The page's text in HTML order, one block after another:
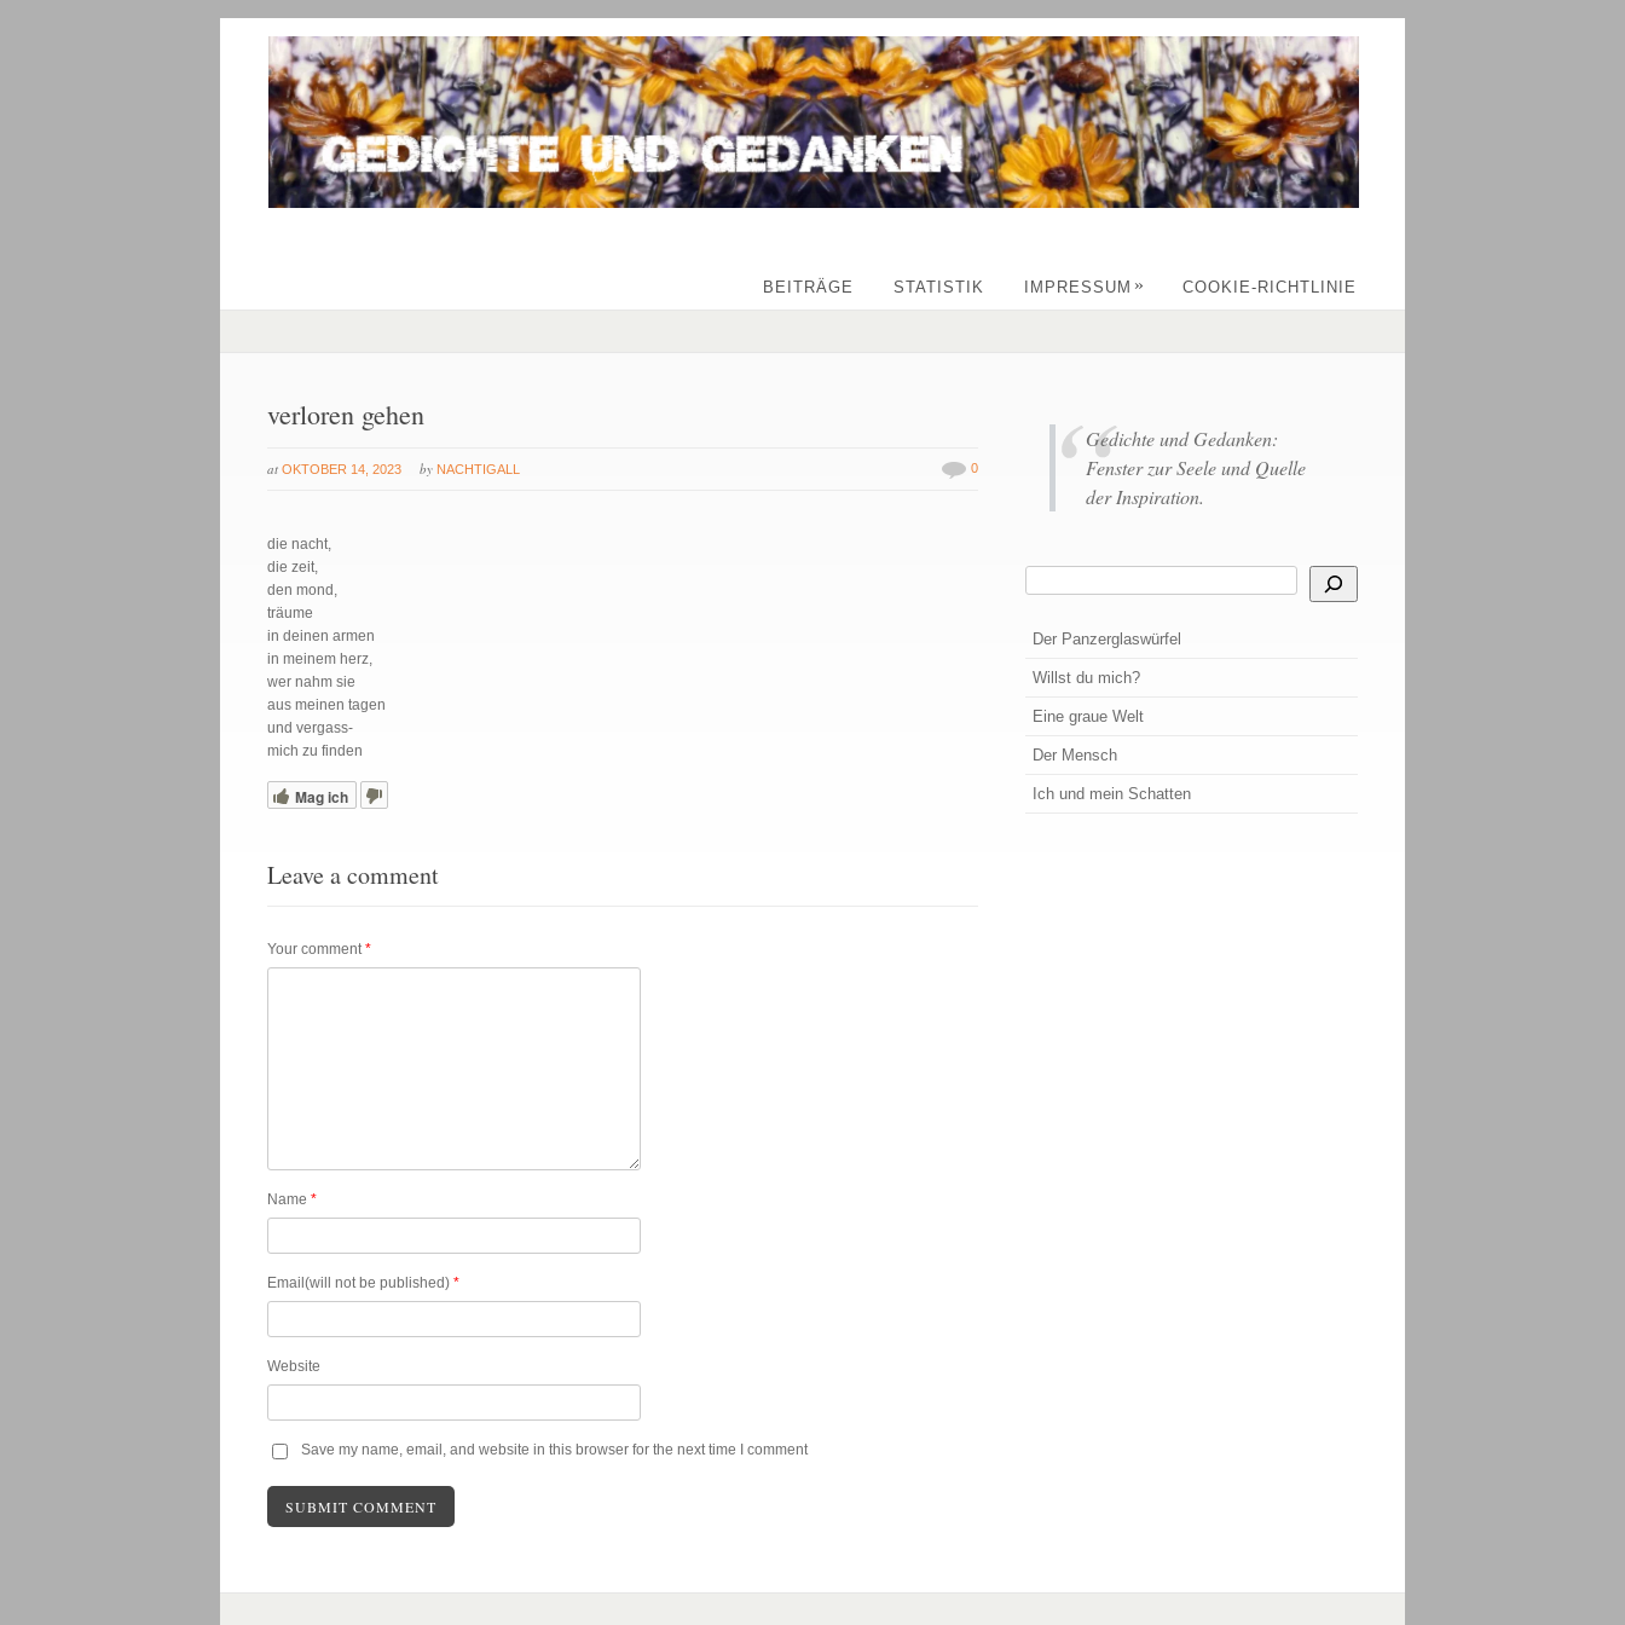
BEITRÄGE STATISTIK IMPRESSUM » COOKIE-RICHTLINIE
verloren gehen
at OKTOBER 14, 2023 by NACHTIGALL 0
die nacht,
die zeit,
den mond,
träume
in deinen armen
in meinem herz,
wer nahm sie
aus meinen tagen
und vergass-
mich zu finden
Mag ich
Leave a comment
Your comment*
Name*
Email(will not be published)*
Website
Save my name, email, and website in this browser for the next time I comment
Gedichte und Gedanken:
Fenster zur Seele und Quelle
der Inspiration.
Der Panzerglaswürfel
Willst du mich?
Eine graue Welt
Der Mensch
Ich und mein Schatten